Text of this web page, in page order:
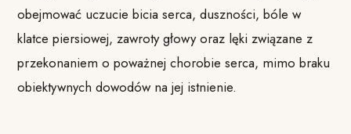
obejmować uczucie bicia serca, duszności, bóle w
klatce piersiowej, zawroty głowy oraz lęki związane z
przekonaniem o poważnej chorobie serca, mimo braku
obiektywnych dowodów na jej istnienie.